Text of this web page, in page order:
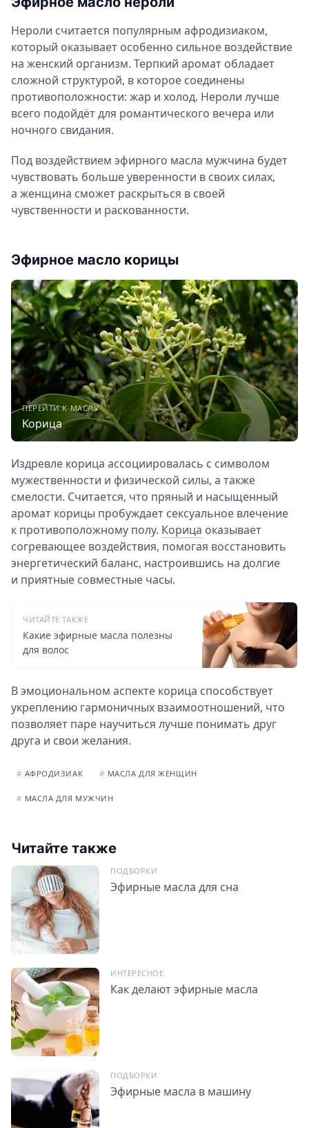
Нероли считается популярным афродизиаком,
который оказывает особенно сильное воздействие
на женский организм. Терпкий аромат обладает
сложной структурой, в которое соединены
противоположности: жар и холод. Нероли лучше
всего подойдёт для романтического вечера или
ночного свидания.
Под воздействием эфирного масла мужчина будет
чувствовать больше уверенности в своих силах,
а женщина сможет раскрыться в своей
чувственности и раскованности.
Эфирное масло корицы
ПЕРЕЙТИ К МАСЛУ
Корица
Издревле корица ассоциировалась с символом
мужественности и физической силы, а также
смелости. Считается, что пряный и насыщенный
аромат корицы пробуждает сексуальное влечение
к противоположному полу. Корица оказывает
согревающее воздействия, помогая восстановить
энергетический баланс, настроившись на долгие
и приятные совместные часы.
ЧИТАЙТЕ ТАКЖЕ
Какие эфирные масла полезны
для волос
В эмоциональном аспекте корица способствует
укреплению гармоничных взаимоотношений, что
позволяет паре научиться лучше понимать друг
друга и свои желания.
# АФРОДИЗИАК # МАСЛА ДЛЯ ЖЕНЩИН
# МАСЛА ДЛЯ МУЖЧИН
Читайте также
ПОДБОРКИ
Эфирные масла для сна
ИНТЕРЕСНОЕ
Как делают эфирные масла
ПОДБОРКИ
Эфирные масла в машину